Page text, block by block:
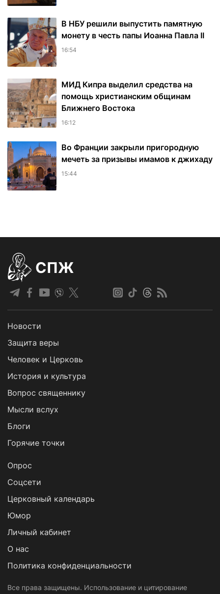
В НБУ решили выпустить памятную
монету в честь папы Иоанна Павла II
16:54
МИД Кипра выделил средства на
помощь христианским общинам
Ближнего Востока
16:12
Во Франции закрыли пригородную
мечеть за призывы имамов к джихаду
15:44
СПЖ
Новости
Защита веры
Человек и Церковь
История и культура
Вопрос священнику
Мысли вслух
Блоги
Горячие точки
Опрос
Cоцсети
Церковный календарь
Юмор
Личный кабинет
О нас
Политика конфиденциальности
Все права защищены. Использование и цитирование